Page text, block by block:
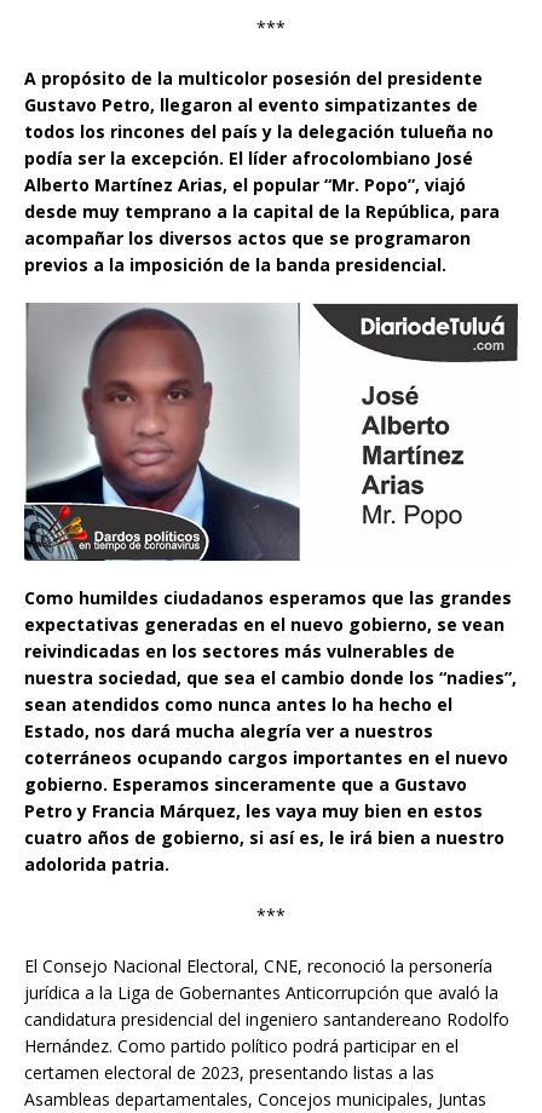
***
A propósito de la multicolor posesión del presidente
Gustavo Petro, llegaron al evento simpatizantes de
todos los rincones del país y la delegación tulueña no
podía ser la excepción. El líder afrocolombiano José
Alberto Martínez Arias, el popular “Mr. Popo”, viajó
desde muy temprano a la capital de la República, para
acompañar los diversos actos que se programaron
previos a la imposición de la banda presidencial.
Como humildes ciudadanos esperamos que las grandes
expectativas generadas en el nuevo gobierno, se vean
reivindicadas en los sectores más vulnerables de
nuestra sociedad, que sea el cambio donde los “nadies”,
sean atendidos como nunca antes lo ha hecho el
Estado, nos dará mucha alegría ver a nuestros
coterráneos ocupando cargos importantes en el nuevo
gobierno. Esperamos sinceramente que a Gustavo
Petro y Francia Márquez, les vaya muy bien en estos
cuatro años de gobierno, si así es, le irá bien a nuestro
adolorida patria.
***
El Consejo Nacional Electoral, CNE, reconoció la personería
jurídica a la Liga de Gobernantes Anticorrupción que avaló la
candidatura presidencial del ingeniero santandereano Rodolfo
Hernández. Como partido político podrá participar en el
certamen electoral de 2023, presentando listas a las
Asambleas departamentales, Concejos municipales, Juntas